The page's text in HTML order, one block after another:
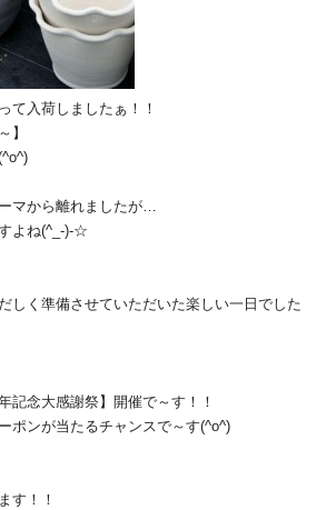
て入荷しましたぁ！！
】
ゞ
マから離れましたが…
よね(^_-)-☆
しく準備させていただいた楽しい一日でした
記念大感謝祭】開催で～す！！
ポンが当たるチャンスで～す(^o^)
す！！